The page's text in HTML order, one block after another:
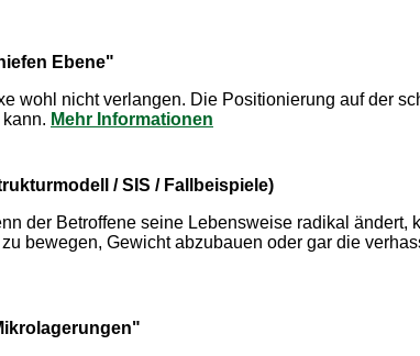
Ebene"
wohl nicht verlangen. Die Positionierung auf der
Mehr Informationen
/ SIS / Fallbeispiele)
der Betroffene seine Lebensweise radikal ändert,
bewegen, Gewicht abzubauen oder gar die